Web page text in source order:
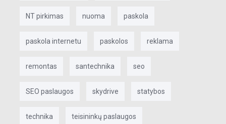
NT pirkimas nuoma paskola
paskola internetu paskolos reklama
remontas santechnika seo
SEO paslaugos skydrive statybos
technika teisininkų paslaugos